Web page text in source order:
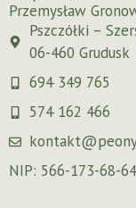
Przemysław
Pszczółki –
06-460 Grudusk
694 349 765
574 162 466
NIP: 566-173-68-64